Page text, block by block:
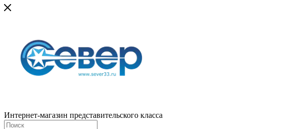
Интернет-магазин представительского класса